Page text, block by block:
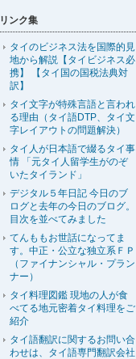
リンク集
タイのビジネス法を国際的見
地から解説【タイビジネス必
携】 【タイ国の国税法典対
訳】
タイ文字が特殊言語と言われ
る理由（タイ語DTP、タイ文
字レイアウトの問題解決）
タイ人が日本語で綴るタイ事
情 「元タイ人留学生がのぞ
いたタイランド」
デジタル５年日記 今日のブ
ログと去年の今日のブログ。
目次を並べてみました
てんももお世話になってま
す。中正・公立な独立系ＦＰ
（ファイナンシャル・プラン
ナー）
タイ料理図鑑 現地の人が食
べてる地元密着タイ料理をご
紹介
タイ語翻訳に関するお問い合
わせは、タイ語専門翻訳会社